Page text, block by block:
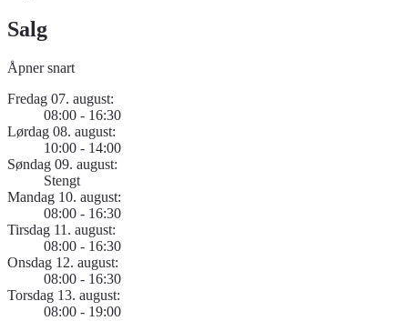
Salg
Åpner snart
Fredag 07. august:
08:00 - 16:30
Lørdag 08. august:
10:00 - 14:00
Søndag 09. august:
Stengt
Mandag 10. august:
08:00 - 16:30
Tirsdag 11. august:
08:00 - 16:30
Onsdag 12. august:
08:00 - 16:30
Torsdag 13. august:
08:00 - 19:00